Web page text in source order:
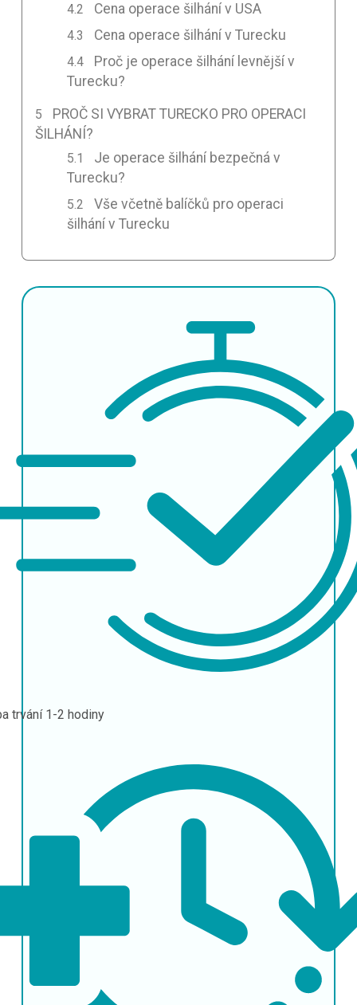
Cena operace šilhání v USA
Cena operace šilhání v Turecku
Proč je operace šilhání levnější v
Turecku?
PROČ SI VYBRAT TURECKO PRO OPERACI
ŠILHÁNÍ?
Je operace šilhání bezpečná v
Turecku?
Vše včetně balíčků pro operaci
šilhání v Turecku
trvání 1-2 hodiny